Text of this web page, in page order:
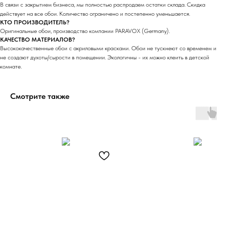
В связи с закрытием бизнеса, мы полностью распродаем остатки склада. Скидка
действует на все обои. Количество ограничено и постепенно уменьшается.
КТО ПРОИЗВОДИТЕЛЬ?
Оригинальные обои, производство компании PARAVOX (Germany).
КАЧЕСТВО МАТЕРИАЛОВ?
Высококачественные обои с акриловыми красками. Обои не тускнеют со временем и
не создают духоты/сырости в помещении. Экологичны - их можно клеить в детской
комнате.
Смотрите также